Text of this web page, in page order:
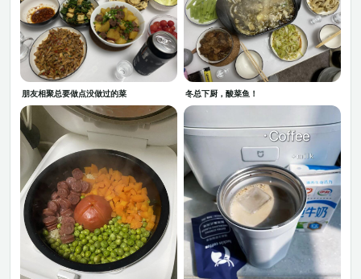
朋友相聚总要做点没做过的菜 冬总下厨，酸菜鱼！